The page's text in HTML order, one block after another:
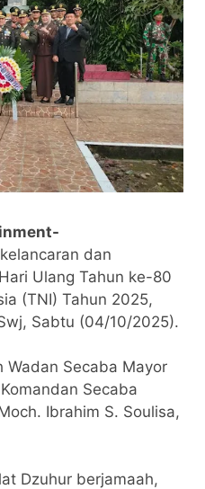
dan
Ulang Tahun ke-80
(TNI) Tahun 2025,
Sabtu (04/10/2025).
Wadan Secaba Mayor
Secaba
Ibrahim S. Soulisa,
Dzuhur berjamaah,